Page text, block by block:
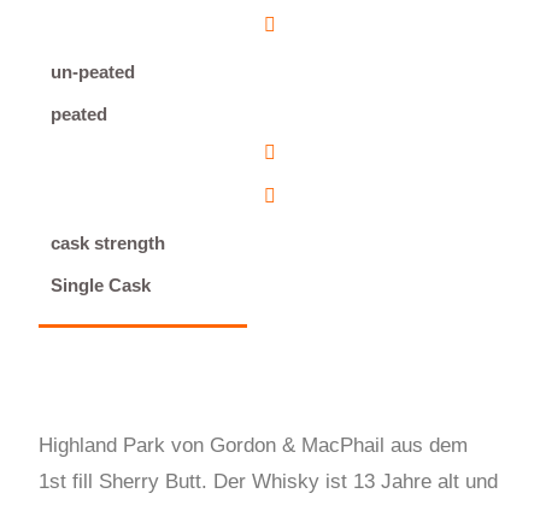
un-peated
peated
cask strength
Single Cask
Highland Park von Gordon & MacPhail aus dem
1st fill Sherry Butt. Der Whisky ist 13 Jahre alt und